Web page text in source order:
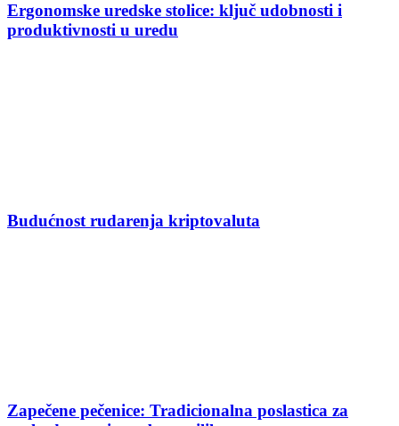
Ergonomske uredske stolice: ključ udobnosti i
produktivnosti u uredu
Budućnost rudarenja kriptovaluta
Zapečene pečenice: Tradicionalna poslastica za